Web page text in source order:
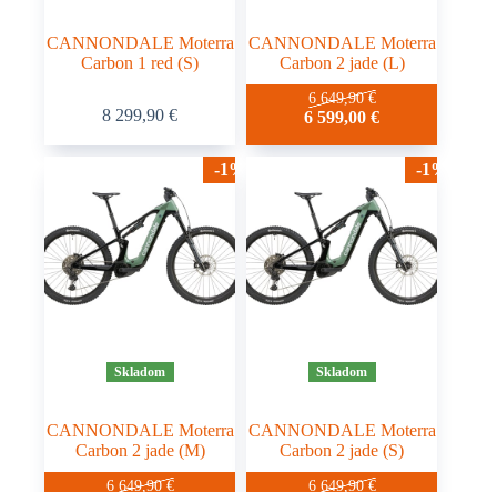
CANNONDALE Moterra
Carbon 1 red (S)
8 299,90€
CANNONDALE Moterra
Carbon 2 jade (L)
6 649,90€
6 599,00€
-1%
Skladom
CANNONDALE Moterra
Carbon 2 jade (M)
6 649,90€
-1%
Skladom
CANNONDALE Moterra
Carbon 2 jade (S)
6 649,90€